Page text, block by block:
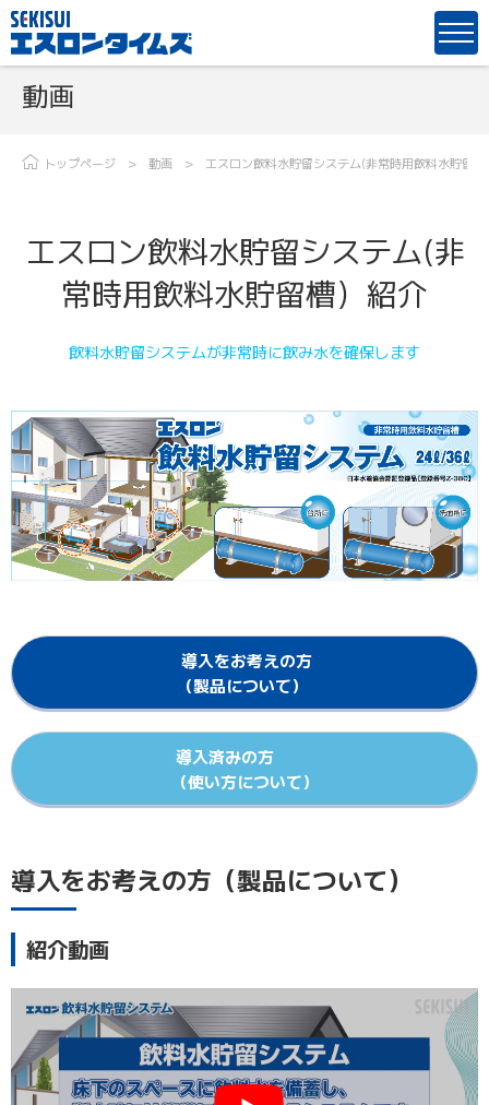
動画
トップページ 動画 エスロン飲料水貯留システム(非常時用飲料水貯留
エスロン飲料水貯留システム(非
常時用飲料水貯留槽）紹介
飲料水貯留システムが非常時に飲み水を確保します
導入をお考えの方
（製品について）
導入済みの方
（使い方について）
導入をお考えの方（製品について）
紹介動画